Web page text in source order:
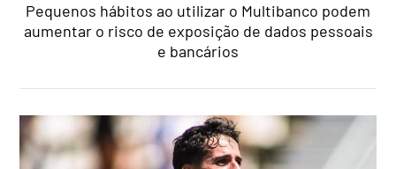
Pequenos hábitos ao utilizar o Multibanco podem
aumentar o risco de exposição de dados pessoais
e bancários